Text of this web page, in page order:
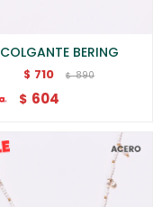
COLGANTE BERING
$ 710 $ 890
$ 604